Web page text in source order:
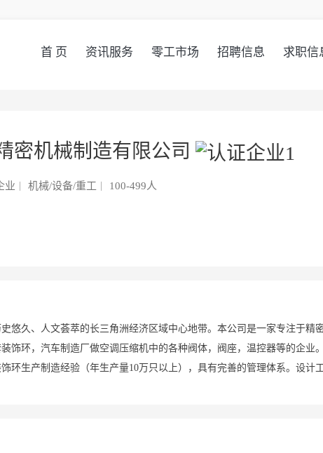
首 页 资讯服务 零工市场 招聘信息 求职信
密机械制造有限公司
业 机械/设备/重工 100-499人
悠久、人文荟萃的长三角洲经济区域中心地带。本公司是一家专注于精
饰环，汽车制造厂做空调压缩机中的各种阀体，阀座，温控器等的企业
环生产制造经验（年生产量10万只以上），具有完善的管理体系。设计工